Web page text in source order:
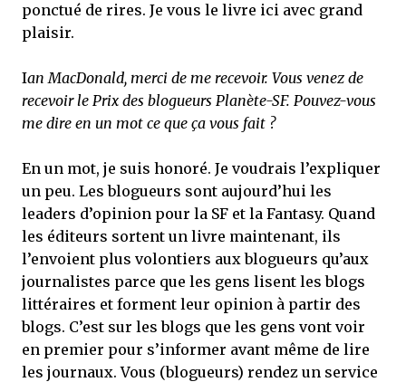
ponctué de rires. Je vous le livre ici avec grand
plaisir.
Ian MacDonald, merci de me recevoir. Vous venez de
recevoir le Prix des blogueurs Planète-SF. Pouvez-vous
me dire en un mot ce que ça vous fait ?
En un mot, je suis honoré. Je voudrais l’expliquer
un peu. Les blogueurs sont aujourd’hui les
leaders d’opinion pour la SF et la Fantasy. Quand
les éditeurs sortent un livre maintenant, ils
l’envoient plus volontiers aux blogueurs qu’aux
journalistes parce que les gens lisent les blogs
littéraires et forment leur opinion à partir des
blogs. C’est sur les blogs que les gens vont voir
en premier pour s’informer avant même de lire
les journaux. Vous (blogueurs) rendez un service